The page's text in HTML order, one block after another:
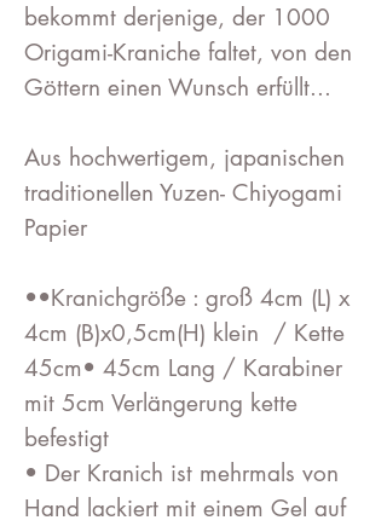
bekommt derjenige, der 1000
Origami-Kraniche faltet, von den
Göttern einen Wunsch erfüllt...
Aus hochwertigem, japanischen
traditionellen Yuzen- Chiyogami
Papier
••Kranichgröße : groß 4cm (L) x
4cm (B)x0,5cm(H) klein / Kette
45cm• 45cm Lang / Karabiner
mit 5cm Verlängerung kette
befestigt
• Der Kranich ist mehrmals von
Hand lackiert mit einem Gel auf